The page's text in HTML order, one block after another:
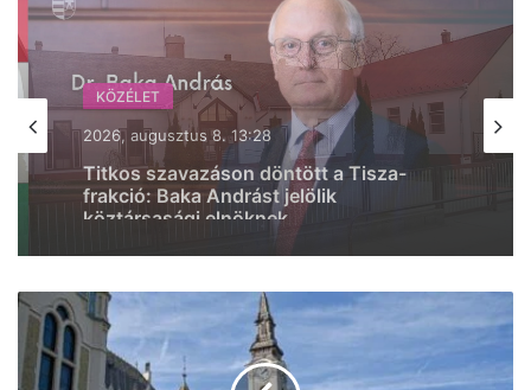
KÖZÉLET
2026, augusztus 7. 19:47
Iskolakezdési támogatás az
önkormányzattól, mutatjuk, hogyan
juthatsz hozzá
Őszies,
kellemes
időjárással